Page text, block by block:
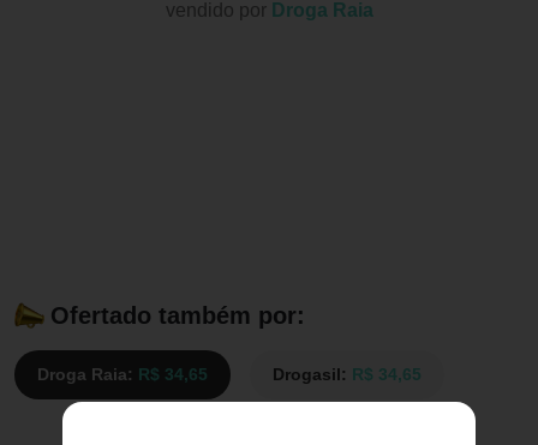
vendido por Droga Raia
Ofertado também por:
Droga Raia: R$ 34,65 Drogasil: R$ 34,65